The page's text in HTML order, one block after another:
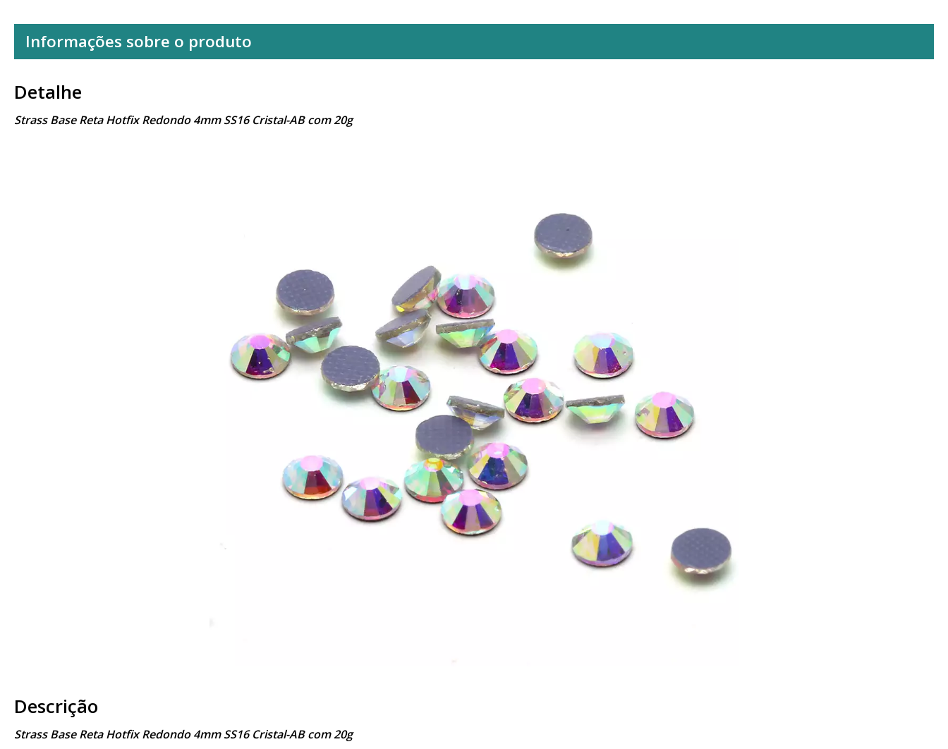
Informações sobre o produto
Detalhe
Strass Base Reta Hotfix Redondo 4mm SS16 Cristal-AB com 20g
Descrição
Strass Base Reta Hotfix Redondo 4mm SS16 Cristal-AB com 20g